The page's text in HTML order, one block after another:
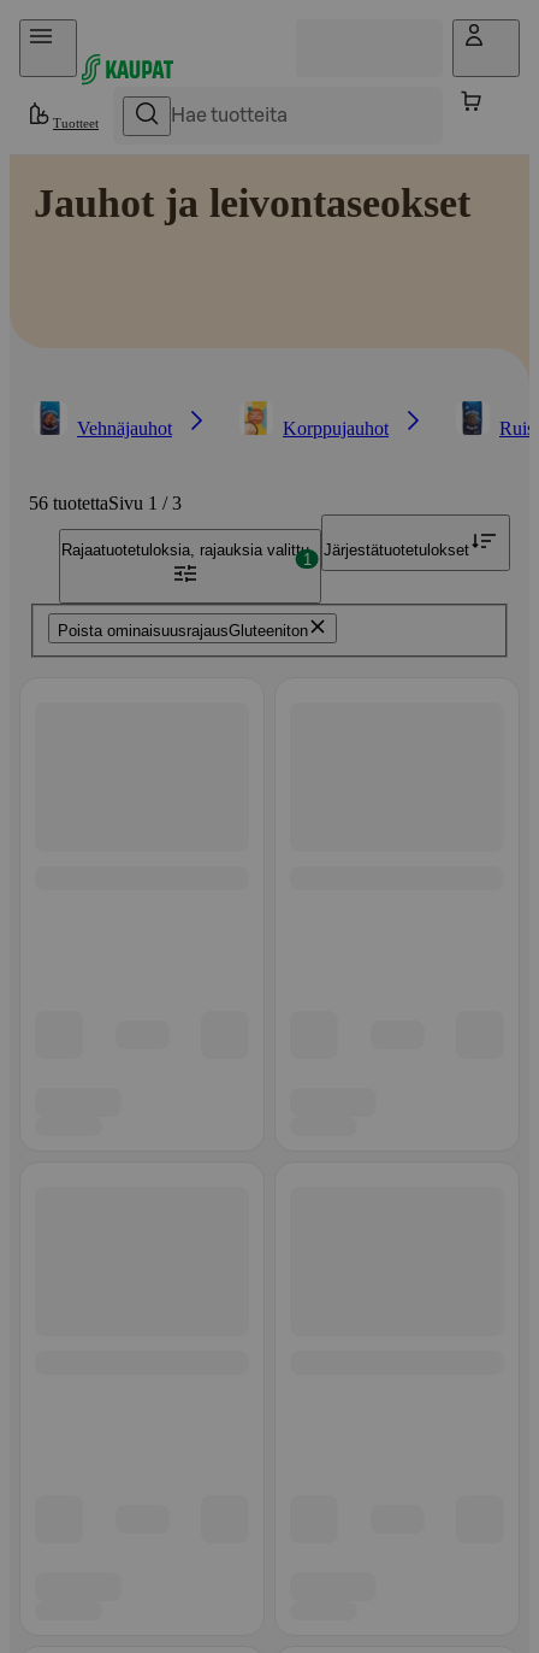
Hyppää sisältöön
Tuotteet
Jauhot ja leivontaseokset
Vehnäjauhot Korppujauhot
56 tuotettaSivu 1 / 3
Poista ominaisuusrajausGluteeniton
Rajaatuotetuloksia, rajauksia valittu
1
Järjestätuotetulokset